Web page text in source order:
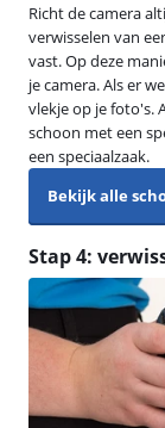
Richt de camera
verwisselen van
vast. Op deze
je camera. Als er
vlekje op je foto's.
schoon met een
een speciaalzaak.
Bekijk alle
Stap 4: